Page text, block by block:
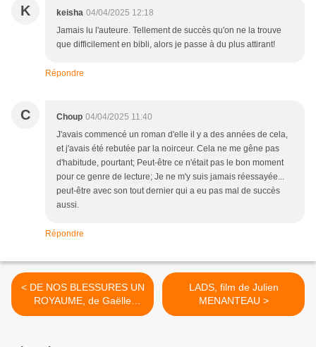
K keisha 04/04/2025 12:18
Jamais lu l'auteure. Tellement de succès qu'on ne la trouve
que difficilement en bibli, alors je passe à du plus attirant!
Répondre
C Choup 04/04/2025 11:40
J'avais commencé un roman d'elle il y a des années de cela,
et j'avais été rebutée par la noirceur. Cela ne me gêne pas
d'habitude, pourtant; Peut-être ce n'était pas le bon moment
pour ce genre de lecture; Je ne m'y suis jamais réessayée...
peut-être avec son tout dernier qui a eu pas mal de succès
aussi.
Répondre
< DE NOS BLESSURES UN
ROYAUME, de Gaëlle
JOSSE
LADS, film de Julien
MENANTEAU >